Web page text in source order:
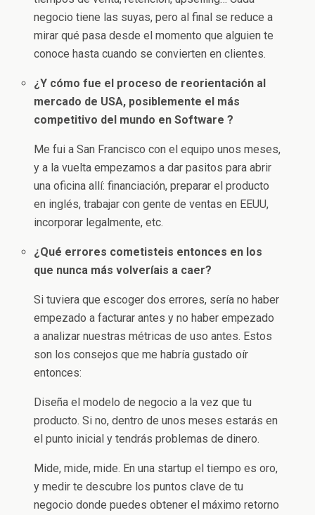
negocio tiene las suyas, pero al final se reduce a
mirar qué pasa desde el momento que alguien te
conoce hasta cuando se convierten en clientes.
¿Y cómo fue el proceso de reorientación al
mercado de USA, posiblemente el más
competitivo del mundo en Software ?
Me fui a San Francisco con el equipo unos meses,
y a la vuelta empezamos a dar pasitos para abrir
una oficina allí: financiación, preparar el producto
en inglés, trabajar con gente de ventas en EEUU,
incorporar legalmente, etc.
¿Qué errores cometisteis entonces en los
que nunca más volveríais a caer?
Si tuviera que escoger dos errores, sería no haber
empezado a facturar antes y no haber empezado
a analizar nuestras métricas de uso antes. Estos
son los consejos que me habría gustado oír
entonces:
Diseña el modelo de negocio a la vez que tu
producto. Si no, dentro de unos meses estarás en
el punto inicial y tendrás problemas de dinero.
Mide, mide, mide. En una startup el tiempo es oro,
y medir te descubre los puntos clave de tu
negocio donde puedes obtener el máximo retorno